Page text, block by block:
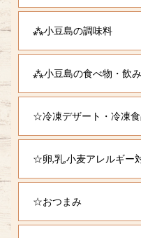
⁂小豆島の調味料
⁂小豆島の食べ物・飲
☆冷凍デザート・冷凍
☆卵,乳,小麦アレルギー
☆おつまみ